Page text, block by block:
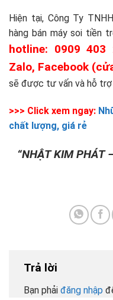
Hiện tại, Công Ty
hàng bán máy soi tiền
hotline: 0909 403
Zalo, Facebook
sẽ được tư vấn và hỗ trợ
>>> Click xem ngay:
chất lượng, giá rẻ
“NHẬT KIM PHÁT
Trả lời
Bạn phải đăng nhập